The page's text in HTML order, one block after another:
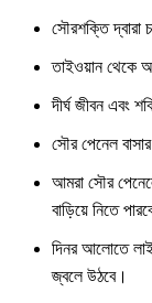
সৌরশক্তি দ্বারা
তাইওয়ান থেকে
দীর্ঘ জীবন এবং
সৌর পেনেল
আমরা সৌর
বাড়িয়ে নিতে
দিনর আলোতে
জ্বলে উঠবে।